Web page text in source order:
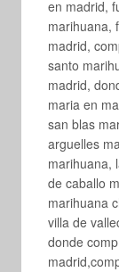
en madrid,
marihuana,
madrid,
santo
madrid,
maria en
san blas
arguelles
marihuana,
de caballo
marihuana
villa de
donde